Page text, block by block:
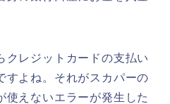
クレジットカードの支払い
すよね。それがスカパーの
使えないエラーが発生した